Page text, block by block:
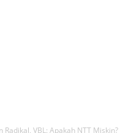
VBL: Apakah NTT Miskin?